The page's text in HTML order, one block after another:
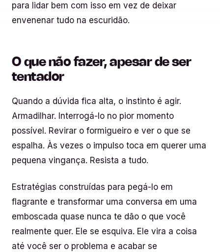
para lidar bem com isso em vez de deixar
envenenar tudo na escuridão.
O que não fazer, apesar de ser
tentador
Quando a dúvida fica alta, o instinto é agir.
Armadilhar. Interrogá-lo no pior momento
possível. Revirar o formigueiro e ver o que se
espalha. Às vezes o impulso toca em querer uma
pequena vingança. Resista a tudo.
Estratégias construídas para pegá-lo em
flagrante e transformar uma conversa em uma
emboscada quase nunca te dão o que você
realmente quer. Ele se esquiva. Ele vira a coisa
até você ser o problema e acabar se